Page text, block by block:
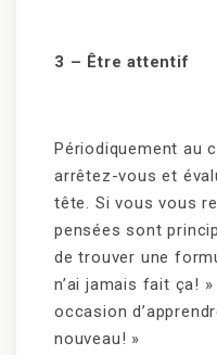
3 – Être attentif
Périodiquement au
arrêtez-vous et
tête. Si vous vous
pensées sont
de trouver une
n’ai jamais fait ça!
occasion
nouveau! »